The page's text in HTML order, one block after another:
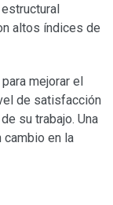
altos índices de
mejorar el
de satisfacción
su trabajo. Una
en la